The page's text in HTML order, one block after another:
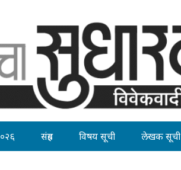
संग्रह विषय सूची लेखक सूची